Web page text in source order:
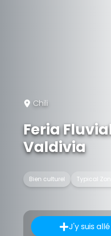
Chili
Feria
Valdivia
Bien culturel Typical
J'y suis allé